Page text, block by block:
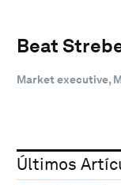
Beat
Market executive,
Últimos